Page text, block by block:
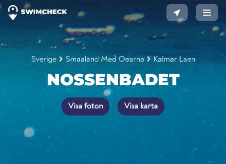
Sverige Smaaland Med Oearna Kalmar Laen
NOSSENBADET
Visa foton Visa karta